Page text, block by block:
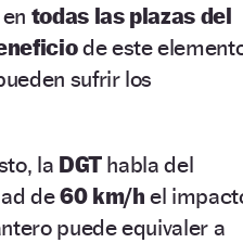
en todas las plazas del
de este
sufrir los
la DGThabla del
de60 km/hel
puede equivaler a